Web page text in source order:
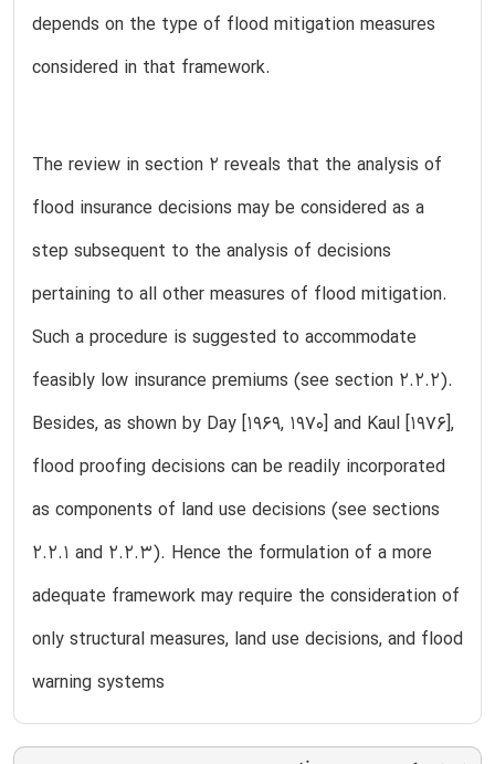
depends on the type of flood mitigation measures
considered in that framework.
The review in section 2 reveals that the analysis of
flood insurance decisions may be considered as a
step subsequent to the analysis of decisions
pertaining to all other measures of flood mitigation.
Such a procedure is suggested to accommodate
feasibly low insurance premiums (see section 2.2.2).
Besides, as shown by Day [1969, 1970] and Kaul [1976],
flood proofing decisions can be readily incorporated
as components of land use decisions (see sections
2.2.1 and 2.2.3). Hence the formulation of a more
adequate framework may require the consideration of
only structural measures, land use decisions, and flood
warning systems